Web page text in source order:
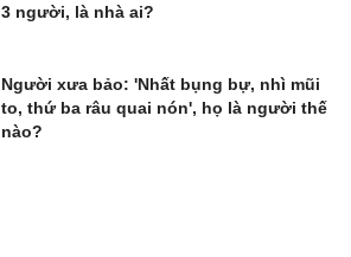
3 người, là nhà ai?
Người xưa bảo: 'Nhất bụng bự, nhì mũi
to, thứ ba râu quai nón', họ là người thế
nào?